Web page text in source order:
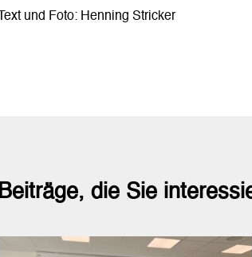
Text und Foto: Henning Stricker
Beiträge, die Sie